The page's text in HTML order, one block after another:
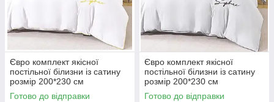
Євро комплект якісної
постільної білизни із сатину
розмір 200*230 см
Готово до відправки
Євро комплект якісної
постільної білизни із сатину
розмір 200*230 см
Готово до відправки